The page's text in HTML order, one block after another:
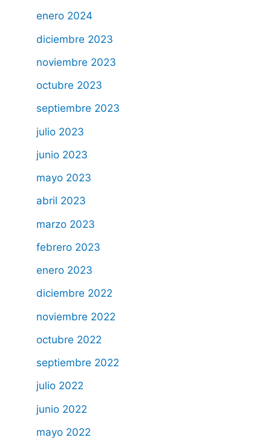
enero 2024
diciembre 2023
noviembre 2023
octubre 2023
septiembre 2023
julio 2023
junio 2023
mayo 2023
abril 2023
marzo 2023
febrero 2023
enero 2023
diciembre 2022
noviembre 2022
octubre 2022
septiembre 2022
julio 2022
junio 2022
mayo 2022